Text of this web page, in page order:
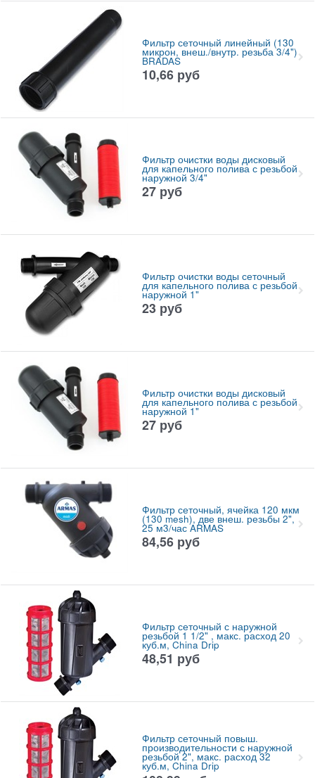
Фильтр сеточный линейный (130
микрон, внеш./внутр. резьба 3/4")
BRADAS
10,66 руб
Фильтр очистки воды дисковый
для капельного полива с резьбой
наружной 3/4"
27 руб
Фильтр очистки воды сеточный
для капельного полива с резьбой
наружной 1"
23 руб
Фильтр очистки воды дисковый
для капельного полива с резьбой
наружной 1"
27 руб
Фильтр сеточный, ячейка 120 мкм
(130 mesh), две внеш. резьбы 2",
25 м3/час ARMAS
84,56 руб
Фильтр сеточный с наружной
резьбой 1 1/2" , макс. расход 20
куб.м, China Drip
48,51 руб
Фильтр сеточный повыш.
производительности с наружной
резьбой 2", макс. расход 32
куб.м, China Drip